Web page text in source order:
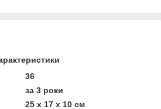
36
за 3 роки
25 х 17 х 10 см